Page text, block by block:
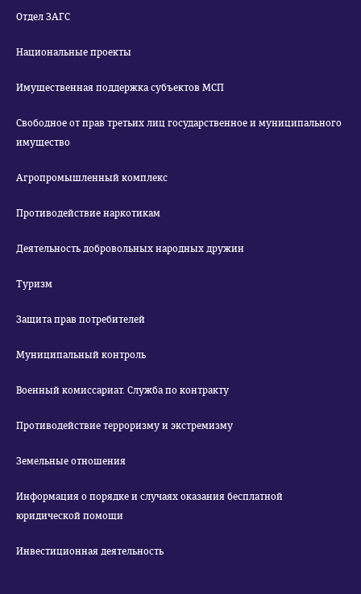
Отдел ЗАГС
Национальные проекты
Имущественная поддержка субъектов МСП
Свободное от прав третьих лиц государственное и муниципального
имущество
Агропромышленный комплекс
Противодействие наркотикам
Деятельность добровольных народных дружин
Туризм
Защита прав потребителей
Муниципальный контроль
Военный комиссариат. Служба по контракту
Противодействие терроризму и экстремизму
Земельные отношения
Информация о порядке и случаях оказания бесплатной
юридической помощи
Инвестиционная деятельность